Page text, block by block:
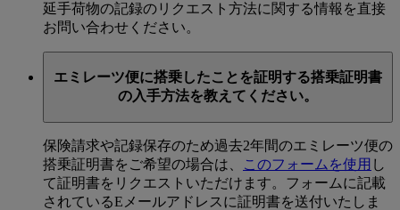
延手荷物の記録のリクエスト方法に関する情報を直接
お問い合わせください。
エミレーツ便に搭乗したことを証明する搭乗証明書
の入手方法を教えてください。
保険請求や記録保存のため過去2年間のエミレーツ便の
搭乗証明書をご希望の場合は、
このフォームを使用 し
て証明書をリクエストいただけます。フォームに記載
されているEメールアドレスに証明書を送付いたしま